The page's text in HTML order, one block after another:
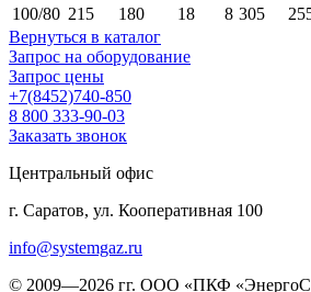
100/80 215 180 18 8 305
Вернуться в каталог
Запрос на оборудование
Запрос цены
+7(8452)740-850
8 800 333-90-03
Заказать звонок
Центральный офис
г. Саратов, ул. Кооперативная 100
info@systemgaz.ru
© 2009—2026 гг. ООО «ПКФ